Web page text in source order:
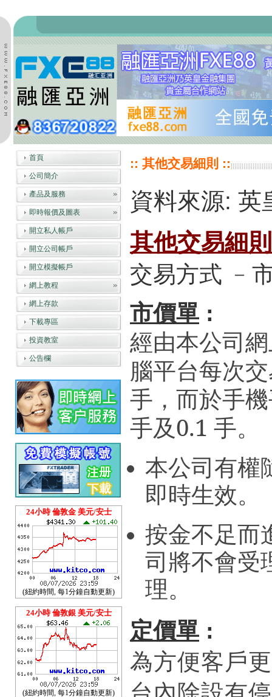
首頁
公司簡介
產品及服務
即時報價及圖表
開立私人帳戶
開立公司帳戶
開立模擬帳戶
網上教程
網上存款
下載專區
投資教室
公告欄
24小時 倫敦金 美元/安士
(紐約時間, 每1分鐘自動更新)
24小時 倫敦銀 美元/安士
(紐約時間, 每1分鐘自動更新)
:: 其他交易細則 ::
資料來源: 英
其他交易細則
交易方式 ﹣
市價單 :
經由本公司
腦平台每次
手，而於手
手及0.1 手。
本公司有權
即時生效。
按金不足而
司將不會受
理。
定價單 :
為方便客戶